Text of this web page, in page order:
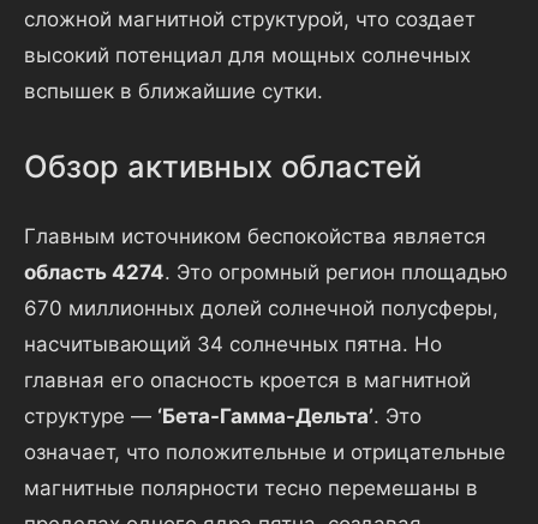
сложной магнитной структурой, что создает
высокий потенциал для мощных солнечных
вспышек в ближайшие сутки.
Обзор активных областей
Главным источником беспокойства является
область 4274. Это огромный регион площадью
670 миллионных долей солнечной полусферы,
насчитывающий 34 солнечных пятна. Но
главная его опасность кроется в магнитной
структуре — ‘Бета-Гамма-Дельта’. Это
означает, что положительные и отрицательные
магнитные полярности тесно перемешаны в